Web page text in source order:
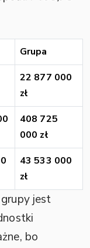
Grupa
22 877 000
zł
408 725
000 zł
43 533 000
zł
jest
bo